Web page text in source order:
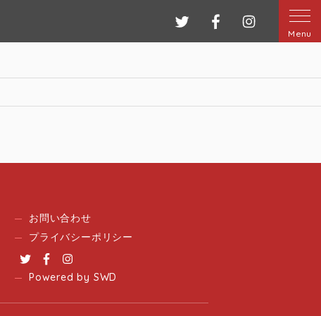
ツイッターフェイスブック
インスタグ
Menu
お問い合わせ
プライバシーポリシー
TwitterFacebook
Powered by SWD